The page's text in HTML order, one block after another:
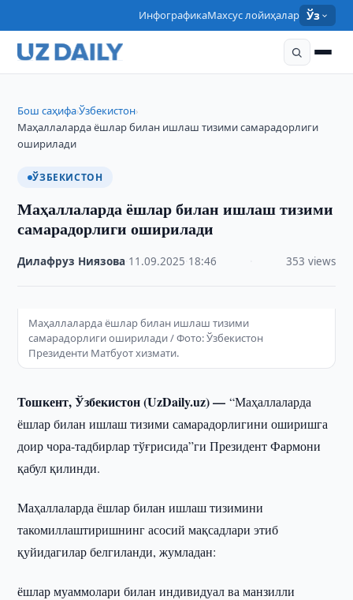
ИнфографикаМахсус лойиҳалар Ўз
Бош саҳифа›Ўзбекистон›
Маҳаллаларда ёшлар билан ишлаш тизими самарадорлиги
оширилади
ЎЗБЕКИСТОН
Маҳаллаларда ёшлар билан ишлаш тизими
самарадорлиги оширилади
Дилафруз Ниязова 11.09.2025 18:46 353 views
Маҳаллаларда ёшлар билан ишлаш тизими
самарадорлиги оширилади / Фото: Ўзбекистон
Президенти Матбуот хизмати.
Тошкент, Ўзбекистон (UzDaily.uz) —“Маҳаллаларда
ёшлар билан ишлаш тизими самарадорлигини оширишга
доир чора-тадбирлар тўғрисида”ги Президент Фармони
қабул қилинди.
Маҳаллаларда ёшлар билан ишлаш тизимини
такомиллаштиришнинг асосий мақсадлари этиб
қуйидагилар белгиланди, жумладан:
ёшлар муаммолари билан индивидуал ва манзилли